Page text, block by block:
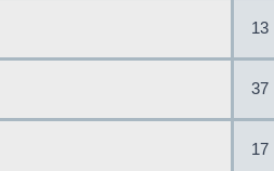
13
37
17